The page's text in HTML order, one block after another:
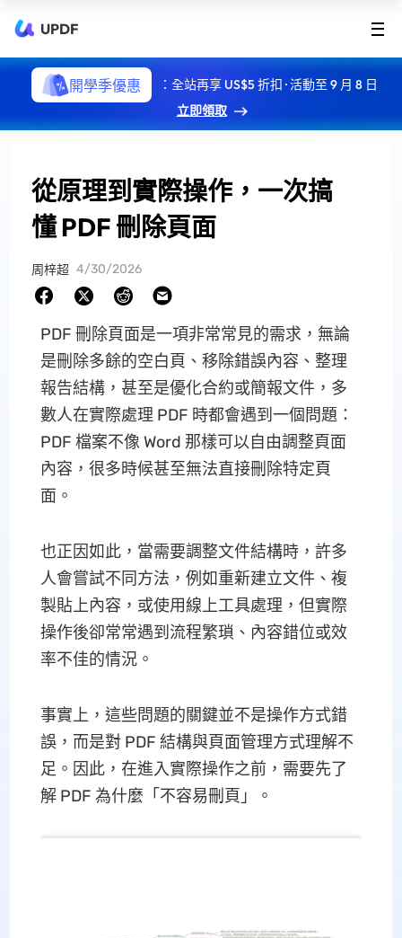
UPDF
開學季優惠
：全站再享 US$5 折扣 · 活動至 9 月 8 日
立即領取
從原理到實際操作，一次搞
懂 PDF 刪除頁面
周梓超 4/30/2026
PDF 刪除頁面是一項非常常見的需求，無論
是刪除多餘的空白頁、移除錯誤內容、整理
報告結構，甚至是優化合約或簡報文件，多
數人在實際處理 PDF 時都會遇到一個問題：
PDF 檔案不像 Word 那樣可以自由調整頁面
內容，很多時候甚至無法直接刪除特定頁
面。
也正因如此，當需要調整文件結構時，許多
人會嘗試不同方法，例如重新建立文件、複
製貼上內容，或使用線上工具處理，但實際
操作後卻常常遇到流程繁瑣、內容錯位或效
率不佳的情況。
事實上，這些問題的關鍵並不是操作方式錯
誤，而是對 PDF 結構與頁面管理方式理解不
足。因此，在進入實際操作之前，需要先了
解 PDF 為什麼「不容易刪頁」。